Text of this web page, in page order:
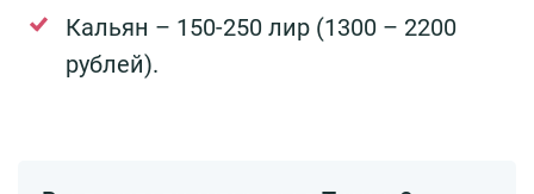
Кальян – 150-250 лир (1300 – 2200
рублей).